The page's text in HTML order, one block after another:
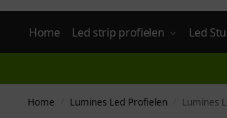
Home Led strip profielen Led
Home Lumines Led Profielen Lumines